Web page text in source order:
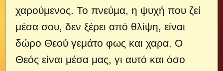
χαρούμενος. Το πνεύμα, η ψυχή που ζεί
μέσα σου, δεν ξέρει από θλίψη, είναι
δώρο Θεού γεμάτο φως και χαρα. Ο
Θεός είναι μέσα μας, γι αυτό και όσο